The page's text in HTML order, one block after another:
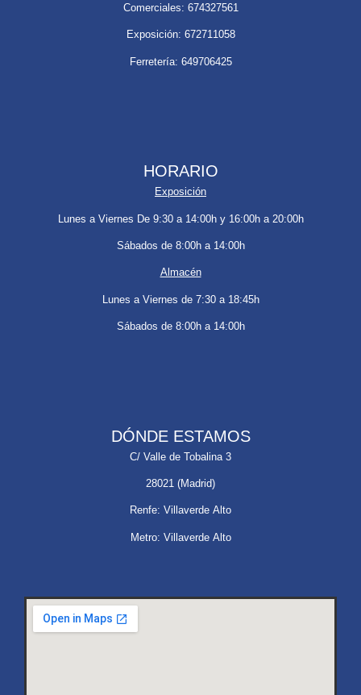
Comerciales: 674327561
Exposición: 672711058
Ferretería: 649706425
HORARIO
Exposición
Lunes a Viernes De 9:30 a 14:00h y 16:00h a 20:00h
Sábados de 8:00h a 14:00h
Almacén
Lunes a Viernes de 7:30 a 18:45h
Sábados de 8:00h a 14:00h
DÓNDE ESTAMOS
C/ Valle de Tobalina 3
28021 (Madrid)
Renfe: Villaverde Alto
Metro: Villaverde Alto